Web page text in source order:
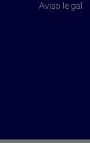
Aviso legal